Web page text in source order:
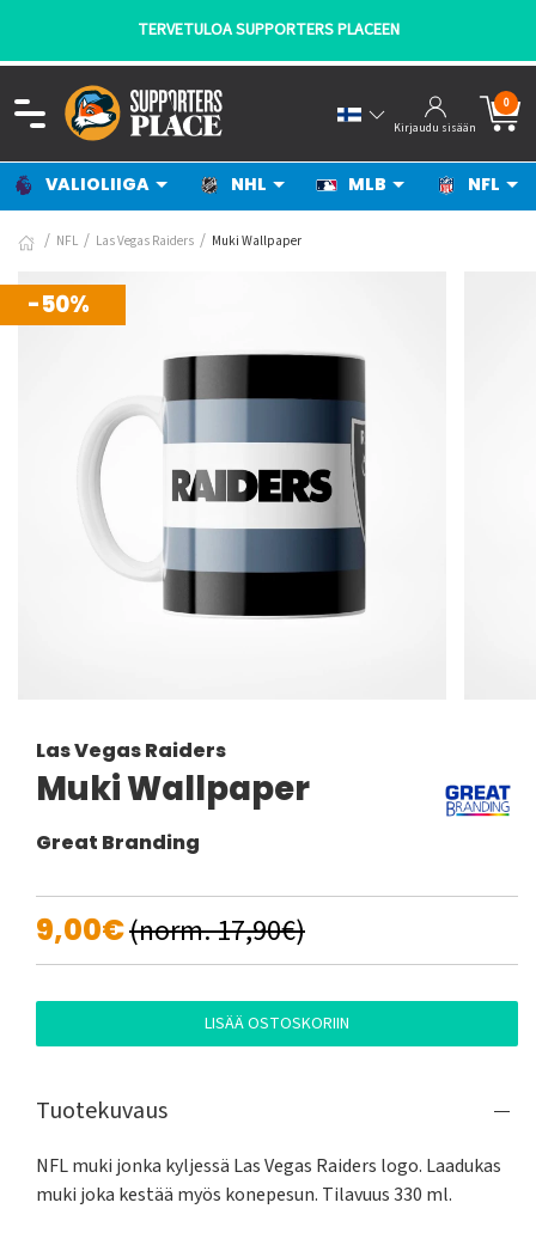
TERVETULOA SUPPORTERS PLACEEN
Kirjaudu sisään
0
VALIOLIIGA NHL MLB NFL
NFL Las Vegas Raiders Muki Wallpaper
-50%
Las Vegas Raiders
Muki Wallpaper
Great Branding
9,00€(norm. 17,90€)
LISÄÄ OSTOSKORIIN
Tuotekuvaus
NFL muki jonka kyljessä Las Vegas Raiders logo. Laadukas
muki joka kestää myös konepesun. Tilavuus 330 ml.